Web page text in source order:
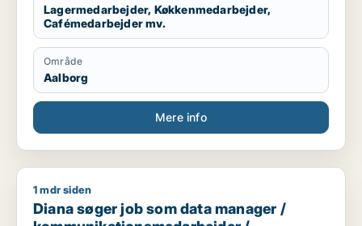
Lagermedarbejder, Køkkenmedarbejder,
Cafémedarbejder mv.
Område
Aalborg
Mere info
Diana søger job som data manager /
1 mdr siden
Diana søger job som data manager /